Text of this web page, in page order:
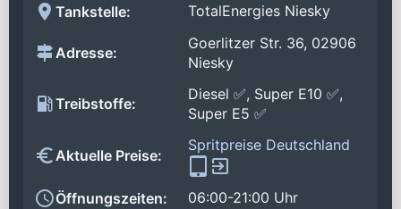
Tankstelle: TotalEnergies Niesky
Adresse:
Goerlitzer Str. 36, 02906
Niesky
Treibstoffe:
Diesel ✅, Super E10 ✅,
Super E5 ✅
Aktuelle Preise:
Spritpreise Deutschland
Öffnungszeiten:
06:00-21:00 Uhr